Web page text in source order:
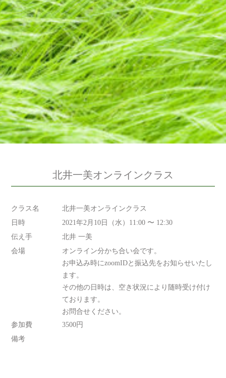
北井一美オンラインクラス
クラス名
北井一美オンラインクラス
日時
2021年2月10日（水）11:00 〜 12:30
伝え手
北井 一美
会場
オンライン分かち合い会です。
お申込み時にzoomIDと振込先をお知らせいたし
ます。
その他の日時は、空き状況により随時受け付け
ております。
お問合せください。
参加費
3500円
備考